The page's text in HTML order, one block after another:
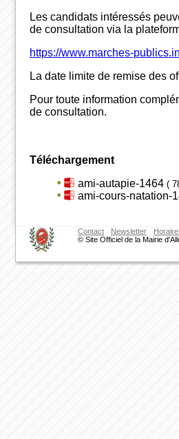
Les candidats intéressés
de consultation via la
https://www.marches-
La date limite de remise des
Pour toute information
de consultation.
Téléchargement
ami-autapie-1464 (
ami-cours-natation-
Contact Newsletter
© Site Officiel de la Mairie